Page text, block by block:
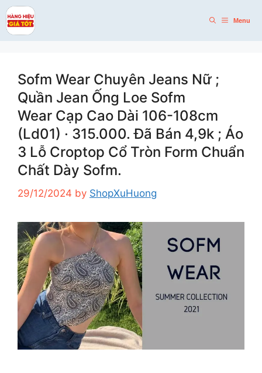
Skip
to
content
Menu
Sofm Wear Chuyên Jeans Nữ ;
Quần Jean Ống Loe Sofm
Wear Cạp Cao Dài 106-108cm
(Ld01) · 315.000. Đã Bán 4,9k ; Áo
3 Lỗ Croptop Cổ Tròn Form Chuẩn
Chất Dày Sofm.
29/12/2024 by ShopXuHuong